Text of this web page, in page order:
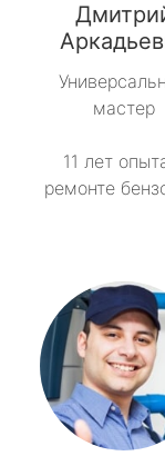
мастер
11 лет
ремонте